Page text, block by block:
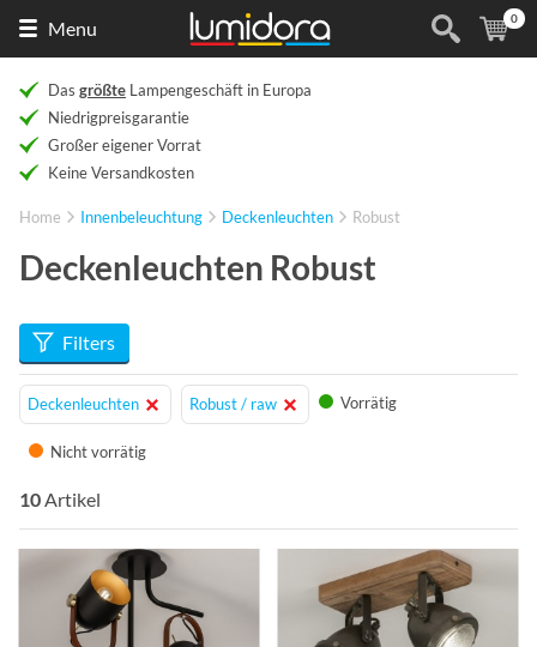
Menu (
0
Das größte Lampengeschäft in Europa
Niedrigpreisgarantie
Großer eigener Vorrat
Keine Versandkosten
Home Innenbeleuchtung Deckenleuchten Robust
Deckenleuchten Robust
Filters
Deckenleuchten Robust / raw Vorrätig
Nicht vorrätig
10Artikel
Info Info